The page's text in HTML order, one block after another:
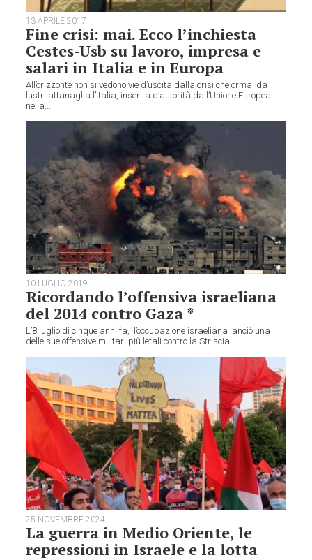
13 APRILE 2017
Fine crisi: mai. Ecco l’inchiesta
Cestes-Usb su lavoro, impresa e
salari in Italia e in Europa
All’orizzonte non si vedono vie d’uscita dalla crisi che ormai da
lustri attanaglia l’Italia, inserita d’autorità dall’Unione Europea
nella...
10 LUGLIO 2019
Ricordando l’offensiva israeliana
del 2014 contro Gaza *
L’8 luglio di cinque anni fa, l’occupazione israeliana lanciò una
delle sue offensive militari più letali contro la Striscia...
25 NOVEMBRE 2024
La guerra in Medio Oriente, le
repressioni in Israele e la lotta